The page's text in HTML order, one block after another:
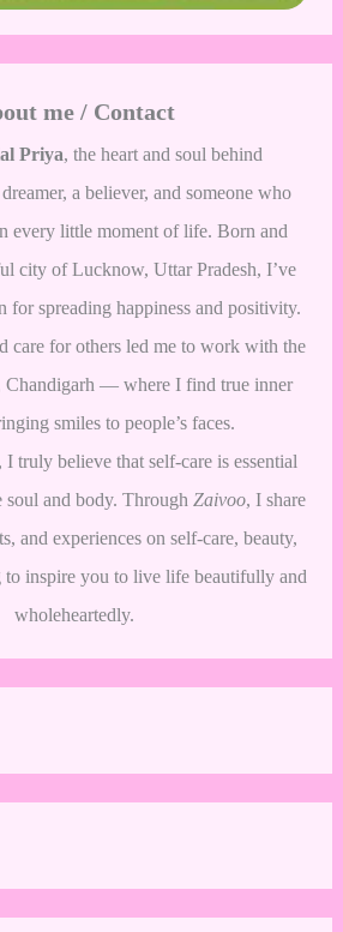
me / Contact
Priya, the heart and soul behind
dreamer, a believer, and someone who
every little moment of life. Born and
city of Lucknow, Uttar Pradesh, I’ve
for spreading happiness and positivity.
care for others led me to work with the
Chandigarh — where I find true inner
smiles to people’s faces.
I truly believe that self-care is essential
and body. Through Zaivoo, I share
and experiences on self-care, beauty,
to inspire you to live life beautifully and
wholeheartedly.